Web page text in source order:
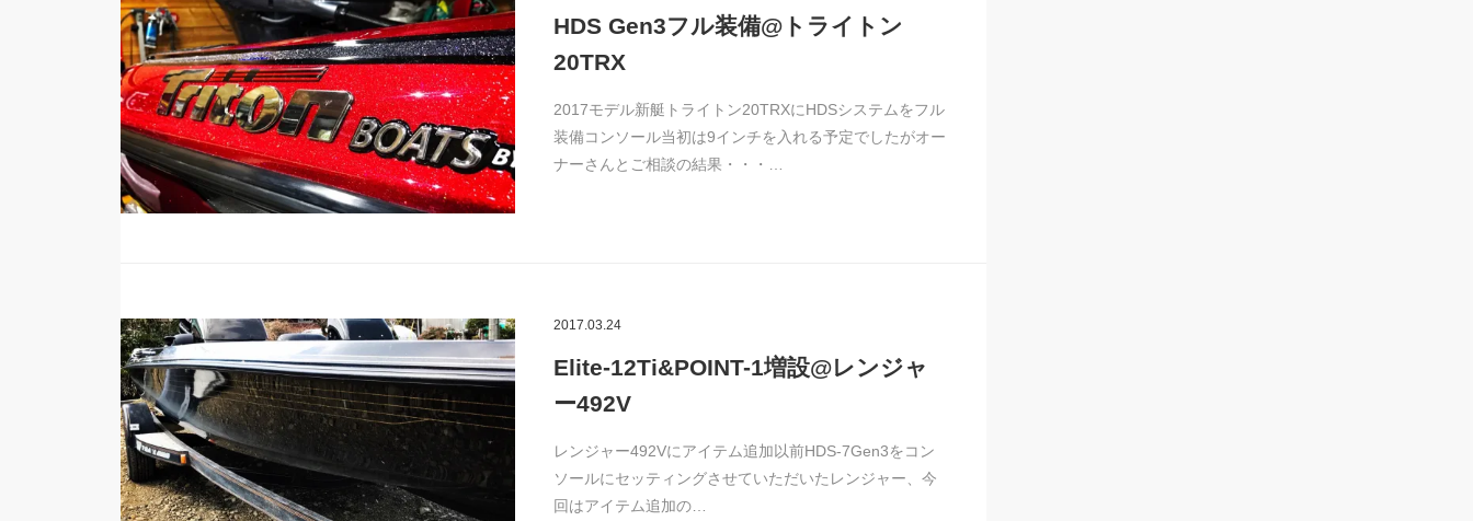
HDS Gen3フル装備@トライトン
20TRX
2017モデル新艇トライトン20TRXにHDSシステムをフル
装備コンソール当初は9インチを入れる予定でしたがオー
ナーさんとご相談の結果・・・…
2017.03.24
Elite-12Ti&POINT-1増設@レンジャ
ー492V
レンジャー492Vにアイテム追加以前HDS-7Gen3をコン
ソールにセッティングさせていただいたレンジャー、今
回はアイテム追加の…